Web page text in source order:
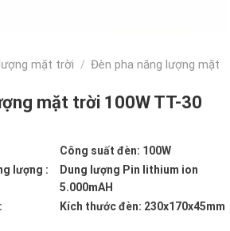
mặt trời / Đèn pha năng lượng mặt
mặt trời 100W TT-30
₫.
Công suất đèn: 100W
lượng :
Dung lượng Pin lithium ion
5.000mAH
Kích thước đèn: 230x170x45mm